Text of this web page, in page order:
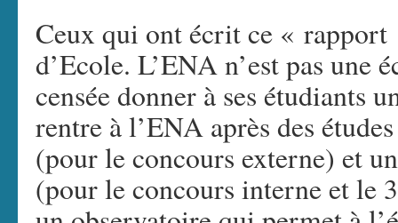
Ceux qui ont écrit ce « rapport
d’Ecole. L’ENA n’est pas
censée donner à ses étudiants
rentre à l’ENA après des
(pour le concours externe) et
(pour le concours interne et le 3